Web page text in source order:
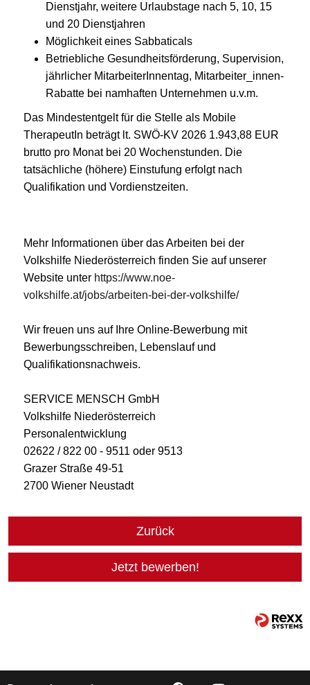
Dienstjahr, weitere Urlaubstage nach 5, 10, 15
und 20 Dienstjahren
Möglichkeit eines Sabbaticals
Betriebliche Gesundheitsförderung, Supervision,
jährlicher MitarbeiterInnentag, Mitarbeiter_innen-
Rabatte bei namhaften Unternehmen u.v.m.
Das Mindestentgelt für die Stelle als Mobile
TherapeutIn beträgt lt. SWÖ-KV 2026 1.943,88 EUR
brutto pro Monat bei 20 Wochenstunden. Die
tatsächliche (höhere) Einstufung erfolgt nach
Qualifikation und Vordienstzeiten.
Mehr Informationen über das Arbeiten bei der
Volkshilfe Niederösterreich finden Sie auf unserer
Website unter https://www.noe-
volkshilfe.at/jobs/arbeiten-bei-der-volkshilfe/
Wir freuen uns auf Ihre Online-Bewerbung mit
Bewerbungsschreiben, Lebenslauf und
Qualifikationsnachweis.
SERVICE MENSCH GmbH
Volkshilfe Niederösterreich
Personalentwicklung
02622 / 822 00 - 9511 oder 9513
Grazer Straße 49-51
2700 Wiener Neustadt
Zurück
Jetzt bewerben!